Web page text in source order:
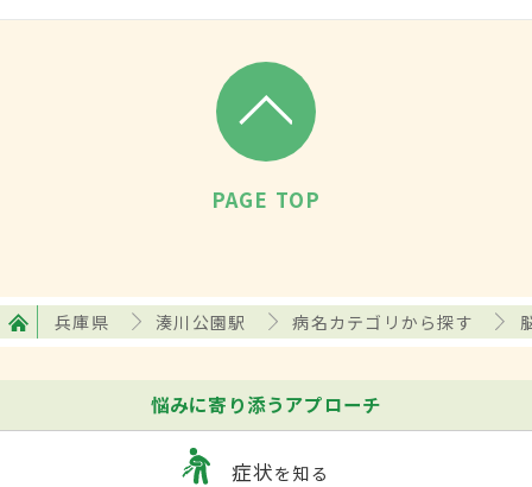
PAGE TOP
兵庫県 湊川公園駅 病名カテゴリから探す
悩みに寄り添うアプローチ
症状を知る